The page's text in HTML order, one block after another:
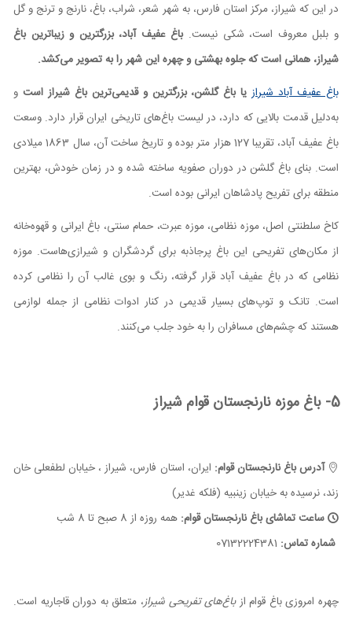
در این که شیراز، مرکز استان فارس، به شهر شعر، شراب، باغ، نارنج و ترنج و گل
و بلبل معروف است، شکی نیست. باغ عفیف آباد، بزرگترین و زیباترین باغ
شیراز، همانی است که جلوه بهشتی و چهره این شهر را به تصویر می‌کشد.
باغ عفیف آباد شیرازیا باغ گلشن، بزرگترین و قدیمی‌ترین باغ شیراز استو
به‌دلیل قدمت بالایی که دارد، در لیست باغ‌های تاریخی ایران قرار دارد. وسعت
باغ عفیف آباد، تقریبا 127 هزار متر بوده و تاریخ ساخت آن، سال 1863 میلادی
است. بنای باغ گلشن در دوران صفویه ساخته شده و در زمان خودش، بهترین
منطقه برای تفریح پادشاهان ایرانی بوده است.
کاخ سلطنتی اصل، موزه نظامی، موزه عبرت، حمام سنتی، باغ ایرانی و قهوه‌خانه
از مکان‌های تفریحی این باغ پرجاذبه برای گردشگران و شیرازی‌هاست. موزه
نظامی که در باغ عفیف آباد قرار گرفته، رنگ و بوی غالب آن را نظامی کرده
است. تانک و توپ‌های بسیار قدیمی در کنار ادوات نظامی از جمله لوازمی
هستند که چشم‌های مسافران را به خود جلب می‌کنند.
5- باغ موزه نارنجستان قوام شیراز
آدرس باغ نارنجستان قوام: ایران، استان فارس، شیراز ، خیابان لطفعلی خان
زند، نرسیده به خیابان زینبیه (فلکه غدیر)
ساعت تماشای باغ نارنجستان قوام: همه روزه از 8 صبح تا 8 شب
شماره تماس:
چهره امروزی باغ قوام ازباغ‌های تفریحی شیراز، متعلق به دوران قاجاریه است.